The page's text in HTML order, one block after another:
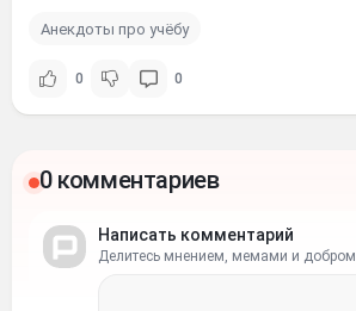
Анекдоты про учёбу
0 0
0 комментариев
Написать комментарий
Делитесь мнением, мемами и добром